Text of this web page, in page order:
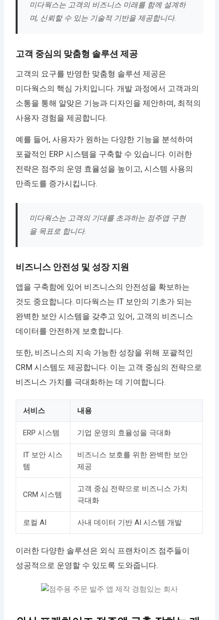
미다웍스는 고객의 비즈니스 미래를 함께 설계하
며, 신뢰할 수 있는 기술적 기반을 제공합니다.
고객 중심의 맞춤형 솔루션 제공
고객의 요구를 반영한 맞춤형 솔루션 제공은
미다웍스의 핵심 가치입니다. 개발 과정에서 고객과의
소통을 통해 알맞은 기능과 디자인을 제안하며, 최적의
사용자 경험을 제공합니다.
예를 들어, 사용자가 원하는 다양한 기능을 분석하여
포괄적인 ERP 시스템을 구축할 수 있습니다. 이러한
전략은 점주의 운영 효율성을 높이고, 시스템 사용의
만족도를 증가시킵니다.
미다웍스는 고객의 기대를 초과하는 점주앱 구현
을 목표로 합니다.
비즈니스 안전성 및 성장 지원
앱을 구축함에 있어 비즈니스의 안전성을 확보하는
것도 중요합니다. 미다웍스는 IT 보안의 기초가 되는
완벽한 보안 시스템을 갖추고 있어, 고객의 비즈니스
데이터를 안전하게 보호합니다.
또한, 비즈니스의 지속 가능한 성장을 위해 포괄적인
CRM 시스템도 제공합니다. 이는 고객 중심의 전략으로
비즈니스 가치를 극대화하는 데 기여합니다.
서비스 내용
ERP 시스템 기업 운영의 효율성을 극대화
IT 보안 시스
템
비즈니스 보호를 위한 완벽한 보안
제공
CRM 시스템
고객 중심 전략으로 비즈니스 가치
극대화
로컬 AI 사내 데이터 기반 AI 시스템 개발
이러한 다양한 솔루션은 외식 프랜차이즈 점주들이
성공적으로 운영할 수 있도록 도와줍니다.